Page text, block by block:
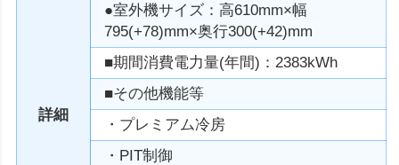
詳細
●室外機サイズ：高610mm×幅
795(+78)mm×奥行300(+42)mm
■期間消費電力量(年間)：2383kWh
■その他機能等
・プレミアム冷房
・PIT制御